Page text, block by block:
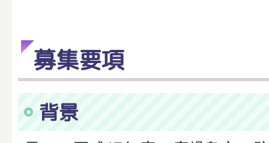
募集要項
背景